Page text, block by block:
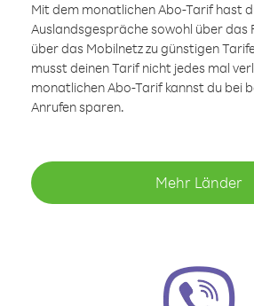
Mit dem monatlichen Abo-Tarif hast
Auslandsgespräche sowohl über das
über das Mobilnetz zu günstigen
musst deinen Tarif nicht jedes mal
monatlichen Abo-Tarif kannst du bei
Anrufen sparen.
Mehr Länder